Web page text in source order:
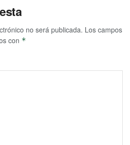
no será publicada. Los campos
con *